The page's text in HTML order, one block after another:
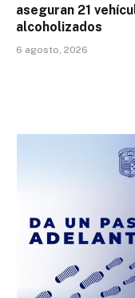
aseguran 21
alcoholizados
6 agosto, 2026